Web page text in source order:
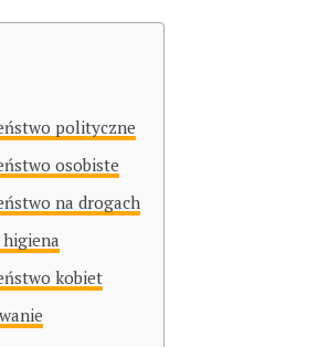
polityczne
osobiste
na drogach
kobiet